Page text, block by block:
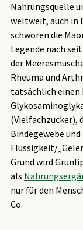
Nahrungsquelle
weltweit, auch in
schwören die
Legende nach
der
Rheuma und
tatsächlich einen
(Vielfachzucker),
Bindegewebe
Flüssigkeit/
Grund wird
als
nur für den
Co.